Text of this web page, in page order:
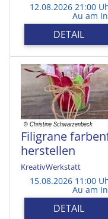
12.08.2026 21:00
Au am
DETAIL
Filigrane
herstellen
KreativWerkstatt
15.08.2026 11:00
Au am
DETAIL